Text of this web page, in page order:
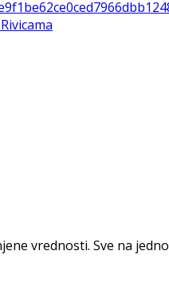
vrednosti. Sve na